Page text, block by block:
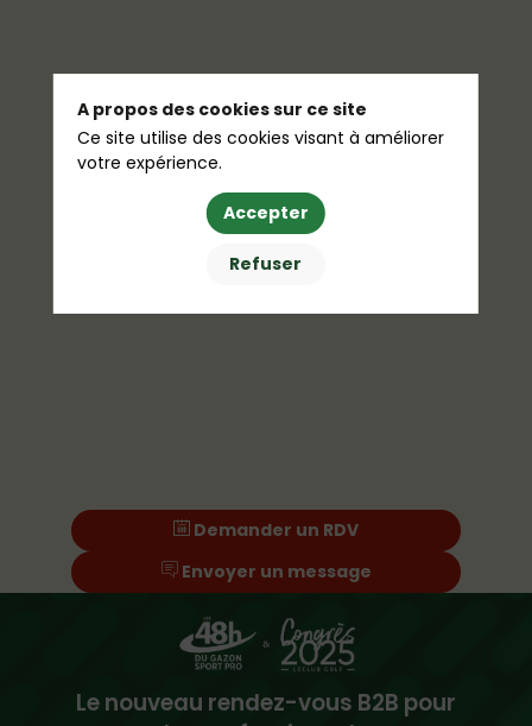
Demander un RDV
Envoyer un message
Le nouveau rendez-vous B2B pour
A propos des cookies sur ce site
Ce site utilise des cookies visant à améliorer
votre expérience.
Accepter
Refuser